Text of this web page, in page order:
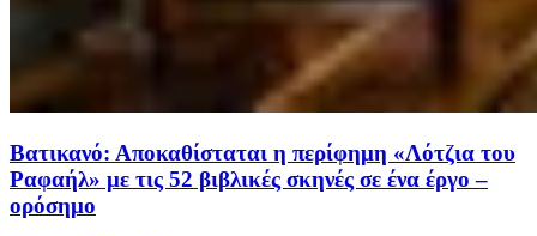
Βατικανό: Αποκαθίσταται η περίφημη «Λότζια του
Ραφαήλ» με τις 52 βιβλικές σκηνές σε ένα έργο –
ορόσημο